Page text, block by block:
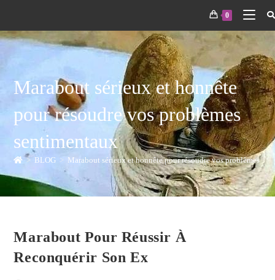
0
Marabout sérieux et honnête
pour résoudre vos problèmes
sentimentaux
> BLOG > Marabout sérieux et honnête pour résoudre vos problèmes
Marabout Pour Réussir À
Reconquérir Son Ex